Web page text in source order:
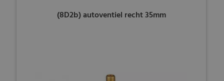
(8D2b) autoventiel recht 35mm